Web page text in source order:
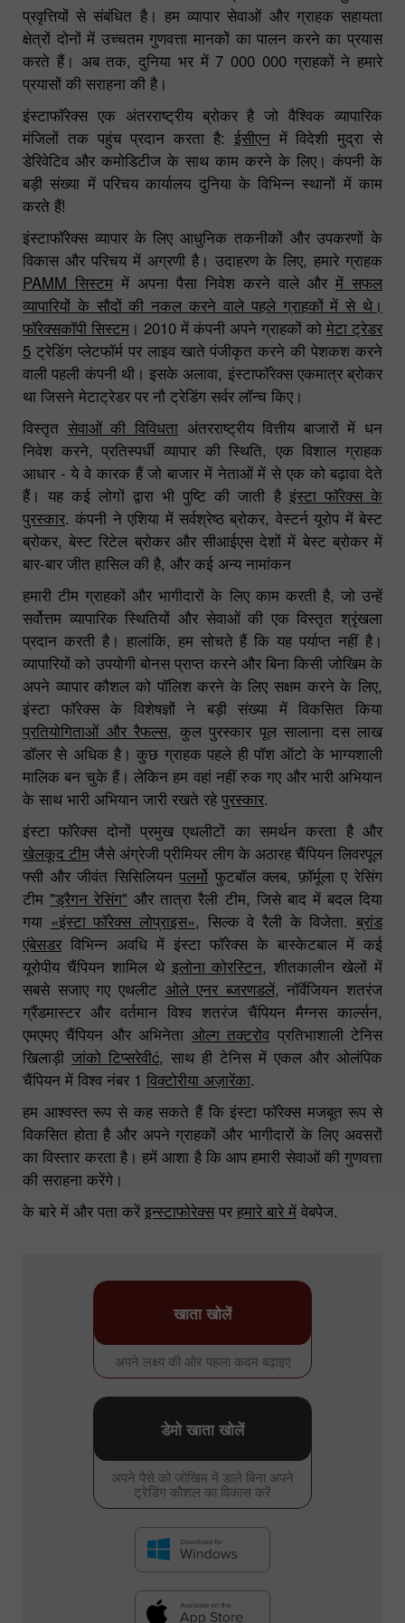
प्रवृत्तियों से संबंधित है। हम व्यापार सेवाओं और ग्राहक सहायता
क्षेत्रों दोनों में उच्चतम गुणवत्ता मानकों का पालन करने का प्रयास
करते हैं। अब तक, दुनिया भर में 7 000 000 ग्राहकों ने हमारे
प्रयासों की सराहना की है।
इंस्टाफॉरेक्स एक अंतरराष्ट्रीय ब्रोकर है जो वैश्विक व्यापारिक
मंजिलों तक पहुंच प्रदान करता है: ईसीएनमें विदेशी मुद्रा से
डेरिवेटिव और कमोडिटीज के साथ काम करने के लिए। कंपनी के
बड़ी संख्या में परिचय कार्यालय दुनिया के विभिन्न स्थानों में काम
करते हैं!
इंस्टाफॉरेक्स व्यापार के लिए आधुनिक तकनीकों और उपकरणों के
विकास और परिचय में अग्रणी है। उदाहरण के लिए, हमारे ग्राहक
PAMM सिस्टम में अपना पैसा निवेश करने वाले और में सफल
व्यापारियों के सौदों की नकल करने वाले पहले ग्राहकों में से थे।
फॉरेक्सकॉपी सिस्टम । 2010 में कंपनी अपने ग्राहकों को मेटा ट्रेडर
5 ट्रेडिंग प्लेटफॉर्म पर लाइव खाते पंजीकृत करने की पेशकश करने
वाली पहली कंपनी थी। इसके अलावा, इंस्टाफॉरेक्स एकमात्र ब्रोकर
था जिसने मेटाट्रेडर पर नौ ट्रेडिंग सर्वर लॉन्च किए।
विस्तृत सेवाओं की विविधताअंतरराष्ट्रीय वित्तीय बाजारों में धन
निवेश करने, प्रतिस्पर्धी व्यापार की स्थिति, एक विशाल ग्राहक
आधार - ये वे कारक हैं जो बाजार में नेताओं में से एक को बढ़ावा देते
हैं। यह कई लोगों द्वारा भी पुष्टि की जाती है इंस्टा फॉरेक्स के
पुरस्कार. कंपनी ने एशिया में सर्वश्रेष्ठ ब्रोकर, वेस्टर्न यूरोप में बेस्ट
ब्रोकर, बेस्ट रिटेल ब्रोकर और सीआईएस देशों में बेस्ट ब्रोकर में
बार-बार जीत हासिल की है, और कई अन्य नामांकन
हमारी टीम ग्राहकों और भागीदारों के लिए काम करती है, जो उन्हें
सर्वोत्तम व्यापारिक स्थितियों और सेवाओं की एक विस्तृत श्रृंखला
प्रदान करती है। हालांकि, हम सोचते हैं कि यह पर्याप्त नहीं है।
व्यापारियों को उपयोगी बोनस प्राप्त करने और बिना किसी जोखिम के
अपने व्यापार कौशल को पॉलिश करने के लिए सक्षम करने के लिए,
इंस्टा फॉरेक्स के विशेषज्ञों ने बड़ी संख्या में विकसित किया
प्रतियोगिताओं और रैफल्स, कुल पुरस्कार पूल सालाना दस लाख
डॉलर से अधिक है। कुछ ग्राहक पहले ही पॉश ऑटो के भाग्यशाली
मालिक बन चुके हैं। लेकिन हम वहां नहीं रुक गए और भारी अभियान
के साथ भारी अभियान जारी रखते रहेपुरस्कार.
इंस्टा फॉरेक्स दोनों प्रमुख एथलीटों का समर्थन करता है और
खेलकूद टीम जैसे अंग्रेजी प्रीमियर लीग के अठारह चैंपियन लिवरपूल
फ्सी और जीवंत सिसिलियनपलर्मो फुटबॉल क्लब, फ़ॉर्मूला ए रेसिंग
टीम "ड्रैगन रेसिंग" और तात्रा रैली टीम, जिसे बाद में बदल दिया
गया «इंस्टा फॉरेक्स लोप्राइस», सिल्क वे रैली के विजेता.ब्रांड
एंबेसडरविभिन्न अवधि में इंस्टा फॉरेक्स के बास्केटबाल में कई
यूरोपीय चैंपियन शामिल थे इलोना कोरस्टिन, शीतकालीन खेलों में
सबसे सजाए गए एथलीट ओले एनर ब्जरणडलें, नॉर्वेजियन शतरंज
ग्रैंडमास्टर और वर्तमान विश्व शतरंज चैंपियन मैग्नस कार्ल्सन,
एमएमए चैंपियन और अभिनेता ओल्ग तक्टरोवप्रतिभाशाली टेनिस
खिलाड़ी जांको टिप्सरेवीć, साथ ही टेनिस में एकल और ओलंपिक
चैंपियन में विश्व नंबर 1 विक्टोरीया अज़ारेंका.
हम आश्वस्त रूप से कह सकते हैं कि इंस्टा फॉरेक्स मजबूत रूप से
विकसित होता है और अपने ग्राहकों और भागीदारों के लिए अवसरों
का विस्तार करता है। हमें आशा है कि आप हमारी सेवाओं की गुणवत्ता
की सराहना करेंगे।
के बारे में और पता करेंइन्स्टाफोरेक्सपरहमारे बारे में वेबपेज.
अपने लक्ष्य की ओर पहला कदम बढ़ाइए
खाता खोलें
अपने पैसे को जोखिम में डाले बिना अपने
ट्रेडिंग कौशल का विकास करें
डेमो खाता खोलें